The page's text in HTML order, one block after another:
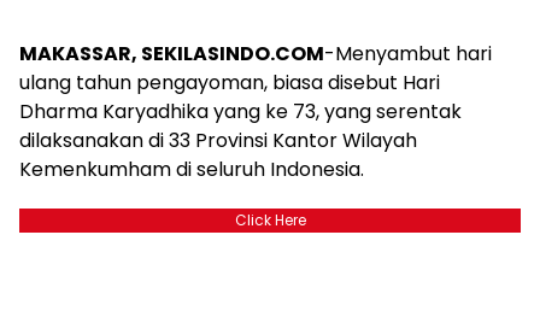
MAKASSAR, SEKILASINDO.COM-Menyambut hari
ulang tahun pengayoman, biasa disebut Hari
Dharma Karyadhika yang ke 73, yang serentak
dilaksanakan di 33 Provinsi Kantor Wilayah
Kemenkumham di seluruh Indonesia.
Click Here